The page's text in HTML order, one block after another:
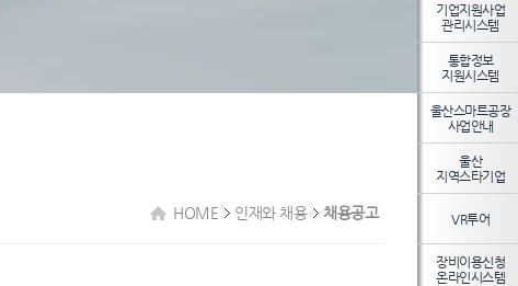
HOME 인재와 채용 채용공고
기업지원사업
관리시스템
통합정보
지원시스템
울산스마트공장
사업안내
울산
지역스타기업
VR투어
장비이용신청
온라인시스템